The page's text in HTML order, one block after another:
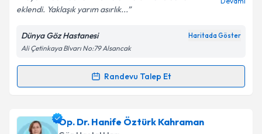
Kişisel verilerimin işlenmesine ilişkin
Aydınlatma
Metni'ni okudum ve kişisel verilerimin belirtilen
kapsamda işlenmesini kabul ediyorum.
eklendi. Yaklaşık yarım asırlık...
Dünya Göz Hastanesi Haritada Göster
Ali Çetinkaya Blvarı No:79 Alsancak
Randevu Talep Et
Randevu Takvimi Talebi
Op. Dr. Erhan Yılmazkurtiçin randevu takvimi talebi
Op. Dr. Hanife Öztürk Kahraman